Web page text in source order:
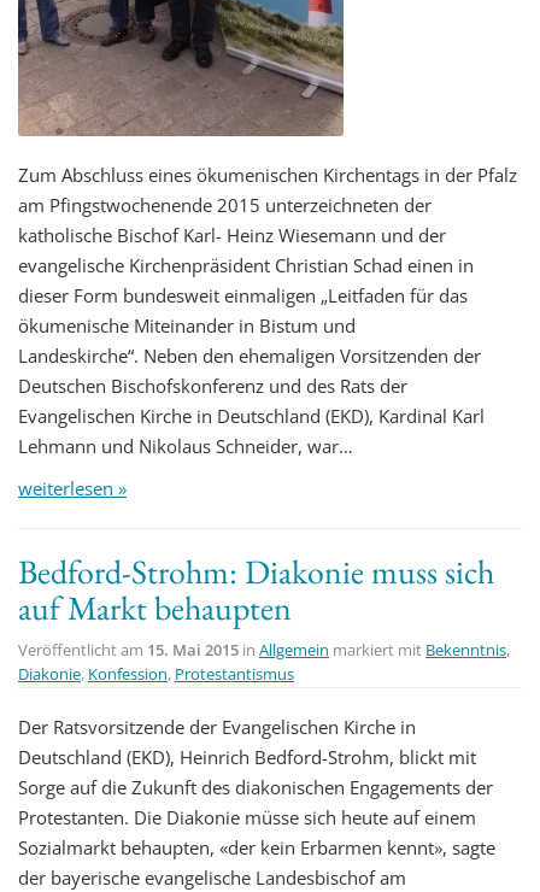
Zum Abschluss eines ökumenischen Kirchentags in der Pfalz
am Pfingstwochenende 2015 unterzeichneten der
katholische Bischof Karl- Heinz Wiesemann und der
evangelische Kirchenpräsident Christian Schad einen in
dieser Form bundesweit einmaligen „Leitfaden für das
ökumenische Miteinander in Bistum und
Landeskirche“. Neben den ehemaligen Vorsitzenden der
Deutschen Bischofskonferenz und des Rats der
Evangelischen Kirche in Deutschland (EKD), Kardinal Karl
Lehmann und Nikolaus Schneider, war…
weiterlesen »
Bedford-Strohm: Diakonie muss sich
auf Markt behaupten
Veröffentlicht am 15. Mai 2015 in Allgemein markiert mit Bekenntnis,
Diakonie, Konfession, Protestantismus
Der Ratsvorsitzende der Evangelischen Kirche in
Deutschland (EKD), Heinrich Bedford-Strohm, blickt mit
Sorge auf die Zukunft des diakonischen Engagements der
Protestanten. Die Diakonie müsse sich heute auf einem
Sozialmarkt behaupten, «der kein Erbarmen kennt», sagte
der bayerische evangelische Landesbischof am